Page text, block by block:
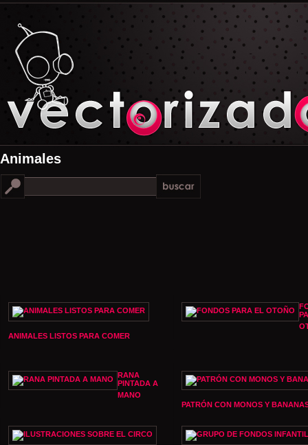
Animales
ANIMALES LISTOS PARA COMER
RANA
PINTADA A
MANO
PATRÓN CON MONOS Y